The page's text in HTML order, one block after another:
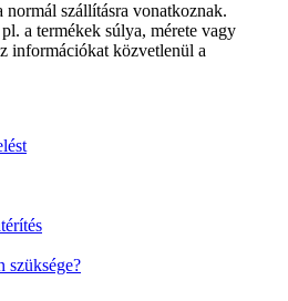
szállításra vonatkoznak.
a termékek súlya, mérete vagy
információkat közvetlenül a
szüksége?